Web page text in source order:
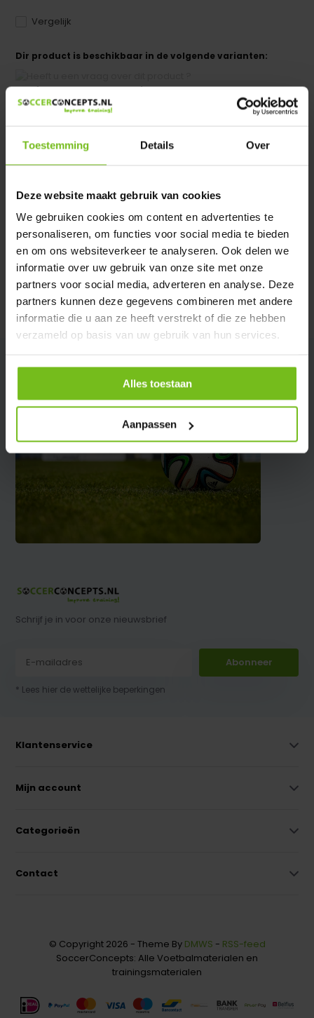
Toestemming Details Over
Deze website maakt gebruik van cookies
We gebruiken cookies om content en advertenties te
personaliseren, om functies voor social media te bieden
en om ons websiteverkeer te analyseren. Ook delen we
informatie over uw gebruik van onze site met onze
partners voor social media, adverteren en analyse. Deze
partners kunnen deze gegevens combineren met andere
informatie die u aan ze heeft verstrekt of die ze hebben
verzameld op basis van uw gebruik van hun services.
Alles toestaan
Aanpassen
Vergelijk
Dir product is beschikbaar in de volgende varianten:
Heeft u een vraag over dit product ?
We helpen u graag met meer informatie
Specificaties
Reviews
Delen
Schrijf je in voor onze nieuwsbrief
Abonneer
* Lees hier de wettelijke beperkingen
Klantenservice
Mijn account
Categorieën
Contact
© Copyright 2026 - Theme By DMWS - RSS-feed
SoccerConcepts: Alle Voetbalmaterialen en
trainingsmaterialen